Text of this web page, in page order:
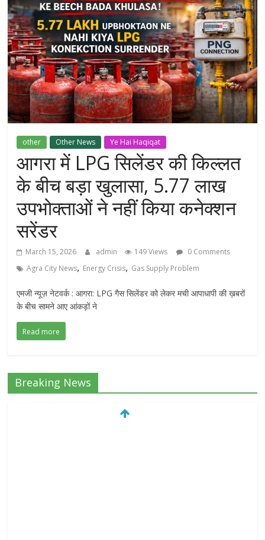
other Other News Ye Hai Haqiqat
आगरा में LPG सिलेंडर की किल्लत
के बीच बड़ा खुलासा, 5.77 लाख
उपभोक्ताओं ने नहीं किया कनेक्शन
सरेंडर
March 15, 2026 admin 149 Views
0 Comments
Agra City News, Energy Crisis, Gas Supply Problem
एमजी न्यूज़ नेटवर्क : आगरा: LPG गैस सिलेंडर को लेकर मची आपाधापी की ख़बरों
के बीच सामने आए आंकड़ों ने
Read more
Breaking News